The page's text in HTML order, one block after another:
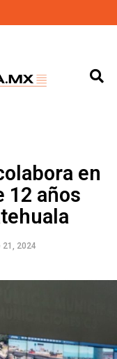
en
12 años
2024